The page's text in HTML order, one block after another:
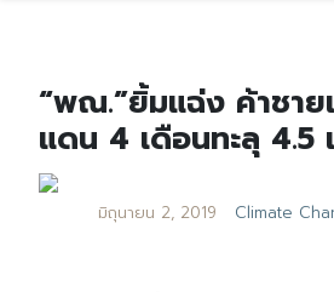
“พณ.”ยิ้มแฉ่ง ค้าชา
แดน 4 เดือนทะลุ 4.5
มิถุนายน 2, 2019 Climate